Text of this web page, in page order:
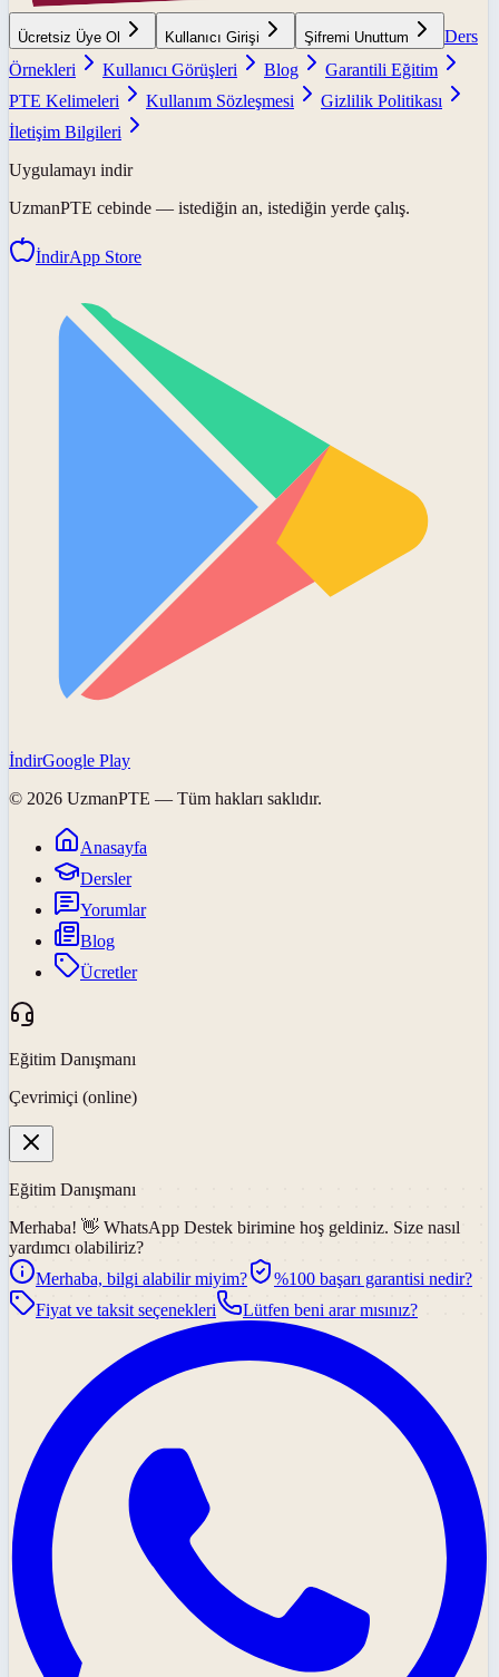
Ücretsiz Üye Ol Kullanıcı Girişi Şifremi Unuttum
Ders
Örnekleri
Kullanıcı Görüşleri Blog
Garantili Eğitim
PTE Kelimeleri
Kullanım Sözleşmesi
Gizlilik Politikası
İletişim Bilgileri
Uygulamayı indir
UzmanPTE cebinde — istediğin an, istediğin yerde çalış.
İndirApp Store
İndirGoogle Play
© 2026 UzmanPTE — Tüm hakları saklıdır.
Anasayfa
Dersler
Yorumlar
Blog
Ücretler
Eğitim Danışmanı
Çevrimiçi (online)
Eğitim Danışmanı
Merhaba! 👋 WhatsApp Destek birimine hoş geldiniz. Size nasıl
yardımcı olabiliriz?
Merhaba, bilgi alabilir miyim?
%100 başarı garantisi nedir?
Fiyat ve taksit seçenekleri
Lütfen beni arar mısınız?